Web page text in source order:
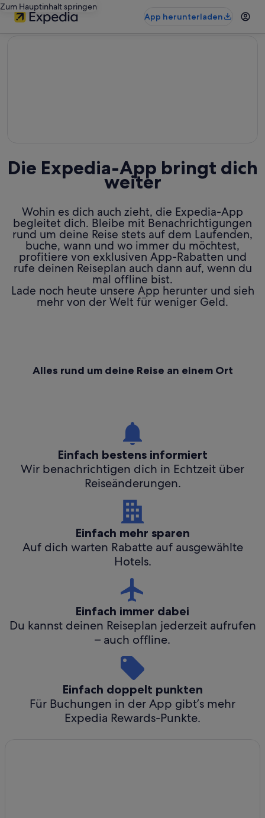
Zum Hauptinhalt springen
App herunterladen
Die Expedia-App bringt dich
weiter
Wohin es dich auch zieht, die Expedia-App
begleitet dich. Bleibe mit Benachrichtigungen
rund um deine Reise stets auf dem Laufenden,
buche, wann und wo immer du möchtest,
profitiere von exklusiven App-Rabatten und
rufe deinen Reiseplan auch dann auf, wenn du
mal offline bist.
Lade noch heute unsere App herunter und sieh
mehr von der Welt für weniger Geld.
Alles rund um deine Reise an einem Ort
Einfach bestens informiert
Wir benachrichtigen dich in Echtzeit über
Reiseänderungen.
Einfach mehr sparen
Auf dich warten Rabatte auf ausgewählte
Hotels.
Einfach immer dabei
Du kannst deinen Reiseplan jederzeit aufrufen
– auch offline.
Einfach doppelt punkten
Für Buchungen in der App gibt’s mehr
Expedia Rewards-Punkte.